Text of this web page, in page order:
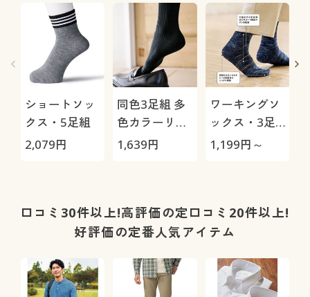
ショートソッ
クス・5足組
2,079円
同色3足組 多
色カラーリブ
ソックス/男の
1,639円
ワーキングソ
ックス・3足
組
1,199円～
口コミ30件以上!高評価の定口コミ20件以上!
好評価の定番人気アイテム